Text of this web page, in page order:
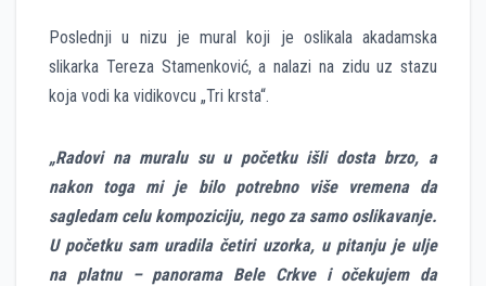
Poslednji u nizu je mural koji je oslikala akadamska
slikarka Tereza Stamenković, a nalazi na zidu uz stazu
koja vodi ka vidikovcu „Tri krsta“.
„Radovi na muralu su u početku išli dosta brzo, a
nakon toga mi je bilo potrebno više vremena da
sagledam celu kompoziciju, nego za samo oslikavanje.
U početku sam uradila četiri uzorka, u pitanju je ulje
na platnu – panorama Bele Crkve i očekujem da